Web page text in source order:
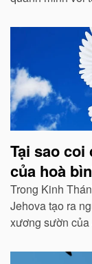
giây. Vậy mà
Tại sao
của hoà
Trong Kinh
Jehova tạo ra
xương sườn
con cháu của
hưng thịnh...